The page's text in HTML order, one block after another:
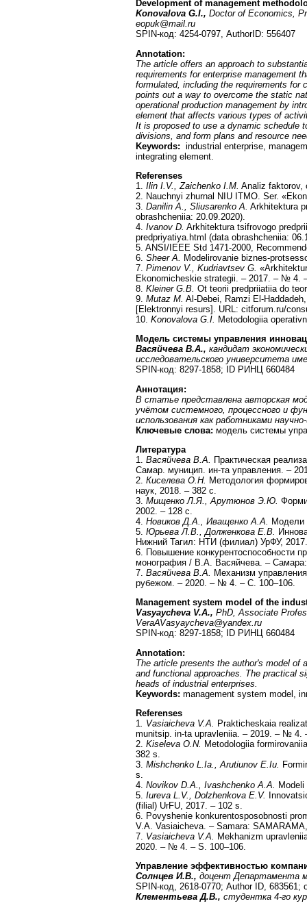
Development of management
Konovalova G.I., Doctor of Economics,
eopuk@mail.ru
SPIN-код: 4254-0797, AuthorID: 556407
Annotation:
The article offers an approach to
requirements for enterprise management
formulated, including the requirements
points out a way to overcome the static
operational production management by
element that affects various types of
It is proposed to use a dynamic schedule
divisions, and form plans and resource
Keywords: industrial enterprise,
integrating element.
Referenses
1. Ilin I.V., Zaichenko I.M. Analiz faktorov,
2. Nauchnyi zhurnal NIU ITMO. Ser.
3. Danilin A., Sliusarenko A. Arkhitektura
obrashcheniia: 20.09.2020).
4. Ivanov D. Arkhitektura tsifrovogo
predpriyatiya.html (data obrashcheniia:
5. ANSI/IEEE Std 1471-2000,
6. Sheer A.
Modelirovanie biznes-
7. Pimenov V., Kudriavtsev G.
Ekonomicheskie strategii. – 2017. – № 4.
8. Kleiner G.B. Ot teorii predpriiatiia do
9. Mutaz M. Al-Debei, Ramzi El-
[Elektronnyi resurs]. URL: citforum.ru/
10. Konovalova G.I.
Metodologiia
Модель системы управления
Васяйчева В.А., кандидат
исследовательского университета
SPIN-код: 8297-1858; ID РИНЦ 660484
Аннотация:
В статье представлена авторская
учётом системного, процессного и
использования как работниками
Ключевые слова: модель системы
Литература
1. Васяйчева В.А.
Практическая
Самар. муницип. ин-та управления. –
2. Киселева О.Н. Методология
наук, 2018. – 382 с.
3. Мищенко Л.Я., Арутюнов Э.Ю.
2002. – 128 с.
4. Новиков Д.А., Иващенко А.А.
Модели
5. Юрьева Л.В., Долженкова Е.В.
Нижний Тагил: НТИ (филиал) УрФУ,
6. Повышение конкурентоспособности
монография / В.А. Васяйчева. –
7. Васяйчева В.А.
Механизм
рубежом. – 2020. – № 4. – С. 100–106.
Management system model of the
Vasyaycheva V.A., PhD, Associate
VeraAVasyaycheva@yandex.ru
SPIN-код: 8297-1858; ID РИНЦ 660484
Annotation:
The article presents the author's model
and functional approaches. The practical
heads of industrial enterprises.
Keywords: management system model,
Referenses
1
. Vasiaicheva V.A.
Prakticheskaia
munitsip. in-ta upravleniia. – 2019. – № 4.
2. Kiseleva O.N. Metodologiia
382 s.
3. Mishchenko L.Ia., Arutiunov E.Iu.
s.
4. Novikov D.A., Ivashchenko A.A.
5. Iureva L.V., Dolzhenkova E.V.
(filial) UrFU, 2017. – 102 s.
6. Povyshenie konkurentosposobnosti
V.A. Vasiaicheva. – Samara:
7. Vasiaicheva V.A.
Mekhanizm
2020. – № 4. – S. 100–106.
Управление эффективностью
Солнцев И.В., доцент Департамента
SPIN-код, 2618-0770; Author ID, 683561;
Клементьева Д.В., студентка 4-го